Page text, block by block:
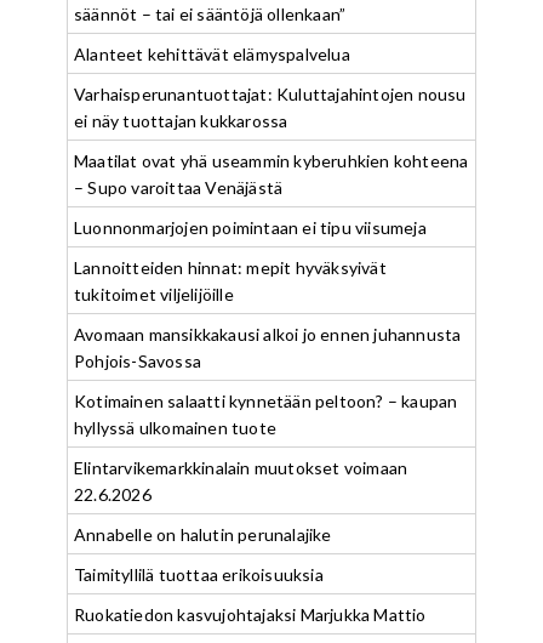
säännöt – tai ei sääntöjä ollenkaan”
Alanteet kehittävät elämyspalvelua
Varhaisperunantuottajat: Kuluttajahintojen nousu
ei näy tuottajan kukkarossa
Maatilat ovat yhä useammin kyberuhkien kohteena
– Supo varoittaa Venäjästä
Luonnonmarjojen poimintaan ei tipu viisumeja
Lannoitteiden hinnat: mepit hyväksyivät
tukitoimet viljelijöille
Avomaan mansikkakausi alkoi jo ennen juhannusta
Pohjois-Savossa
Kotimainen salaatti kynnetään peltoon? – kaupan
hyllyssä ulkomainen tuote
Elintarvikemarkkinalain muutokset voimaan
22.6.2026
Annabelle on halutin perunalajike
Taimityllilä tuottaa erikoisuuksia
Ruokatiedon kasvujohtajaksi Marjukka Mattio